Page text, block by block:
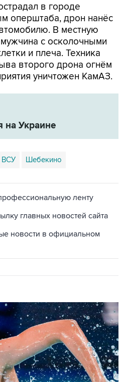
в городе
оперштаба, дрон нанёс
В местную
с осколочными
и плеча. Техника
второго дрона огнём
уничтожен КамАЗ.
на Украине
ВСУ Шебекино
ленту
главных новостей сайта
новости в официальном